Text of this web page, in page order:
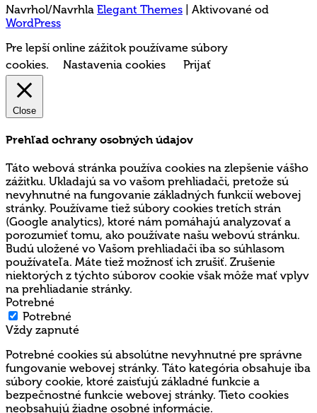
Navrhol/Navrhla Elegant Themes | Aktivované od
WordPress
Pre lepší online zážitok používame súbory
cookies.
Nastavenia cookies Prijať
Close
Prehľad ochrany osobných údajov
Táto webová stránka používa cookies na zlepšenie vášho
zážitku. Ukladajú sa vo vašom prehliadači, pretože sú
nevyhnutné na fungovanie základných funkcií webovej
stránky. Používame tiež súbory cookies tretích strán
(Google analytics), ktoré nám pomáhajú analyzovať a
porozumieť tomu, ako používate našu webovú stránku.
Budú uložené vo Vašom prehliadači iba so súhlasom
používateľa. Máte tiež možnosť ich zrušiť. Zrušenie
niektorých z týchto súborov cookie však môže mať vplyv
na prehliadanie stránky.
Potrebné
Potrebné
Vždy zapnuté
Potrebné cookies sú absolútne nevyhnutné pre správne
fungovanie webovej stránky. Táto kategória obsahuje iba
súbory cookie, ktoré zaisťujú základné funkcie a
bezpečnostné funkcie webovej stránky. Tieto cookies
neobsahujú žiadne osobné informácie.